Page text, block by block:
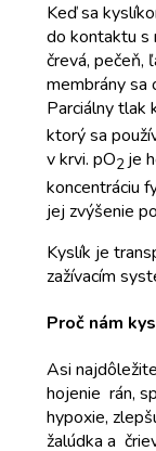
Keď sa
do kontaktu s
črevá, pečeň,
membrány sa
Parciálny tlak
ktorý sa
v krvi. pO2je
koncentráciu
jej zvýšenie
Kyslík je
zažívacím
Proč nám
Asi
hojenie rán,
hypoxie,
žalúdka a